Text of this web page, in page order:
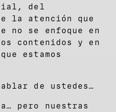
del
la atención que
no se enfoque en
contenidos y en
estamos
de ustedes…
pero nuestras